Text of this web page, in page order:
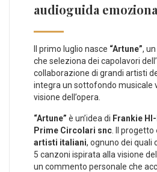
audioguida
Il primo luglio nasce “Artune”,
che seleziona dei capolavori
collaborazione di grandi artisti
integra un sottofondo musicale
visione dell’opera.
“Artune” è un’idea di Frankie
Prime Circolari snc . Il progetto
artisti italiani, ognuno dei quali
5 canzoni ispirata alla visione
un commento personale che